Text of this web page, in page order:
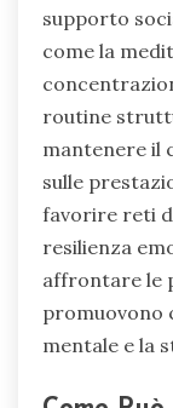
supporto
come la
routine
mantenere il
sulle
favorire reti
resilienza
affrontare le
promuovono
mentale e la